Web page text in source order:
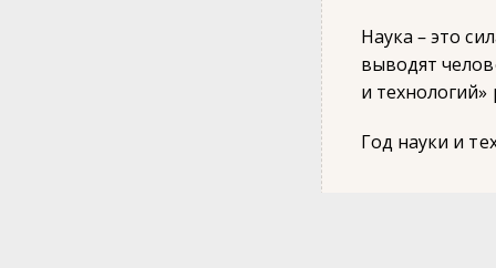
Наука – это
выводят
и
Год науки и